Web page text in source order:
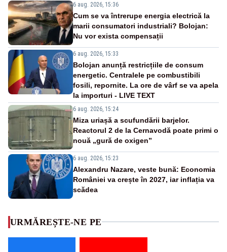
6 aug. 2026, 15:36
Cum se va întrerupe energia electrică la
marii consumatori industriali? Bolojan:
Nu vor exista compensații
6 aug. 2026, 15:33
Bolojan anunță restricțiile de consum
energetic. Centralele pe combustibili
fosili, repornite. La ore de vârf se va apela
la importuri - LIVE TEXT
6 aug. 2026, 15:24
Miza uriașă a scufundării barjelor.
Reactorul 2 de la Cernavodă poate primi o
nouă „gură de oxigen”
6 aug. 2026, 15:23
Alexandru Nazare, veste bună: Economia
României va crește în 2027, iar inflația va
scădea
URMĂREȘTE-NE PE